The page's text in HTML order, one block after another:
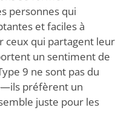
personnes qui
et faciles à
ceux qui partagent leur
un sentiment de
9 ne sont pas du
préfèrent un
juste pour les